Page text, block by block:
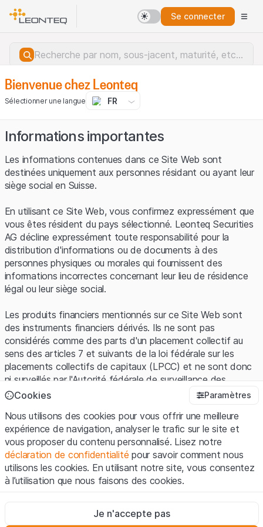
Se connecter
Erreur du serveur.
Bienvenue chez Leonteq
Sélectionner une langue FR
Informations importantes
Les informations contenues dans ce Site Web sont
destinées uniquement aux personnes résidant ou ayant leur
siège social en Suisse.
En utilisant ce Site Web, vous confirmez expressément que
vous êtes résident du pays sélectionné. Leonteq Securities
AG décline expressément toute responsabilité pour la
distribution d'informations ou de documents à des
personnes physiques ou morales qui fournissent des
informations incorrectes concernant leur lieu de résidence
légal ou leur siège social.
Les produits financiers mentionnés sur ce Site Web sont
des instruments financiers dérivés. Ils ne sont pas
considérés comme des parts d'un placement collectif au
sens des articles 7 et suivants de la loi fédérale sur les
placements collectifs de capitaux (LPCC) et ne sont donc
ni surveillés par l'Autorité fédérale de surveillance des
marchés financiers (FINMA) ni enregistrés auprès de la
protection spécifique des investisseurs prévue par la LPCC.
Conditions d'utilisation et informations juridiques
En utilisant le Site Web de Leonteq Securities AG (ci-après
"Site Web"), vous confirmez que vous avez compris et que
vous acceptez les informations juridiques, les notes
vous n'acceptez pas les Conditions d'utilisation, veuillez-
vous abstenir d'utiliser ce Site Web.
Cookies Paramètres
Nous utilisons des cookies pour vous offrir une meilleure
expérience de navigation, analyser le trafic sur le site et
vous proposer du contenu personnalisé. Lisez notre
déclaration de confidentialité pour savoir comment nous
utilisons les cookies. En utilisant notre site, vous consentez
à l’utilisation que nous faisons des cookies.
Ces cookies sont nécessaires au bon fonctionnement du site
Je n'accepte pas